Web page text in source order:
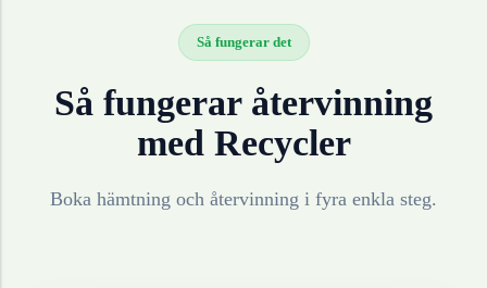
Så fungerar det
Så fungerar återvinning
med Recycler
Boka hämtning och återvinning i fyra enkla steg.